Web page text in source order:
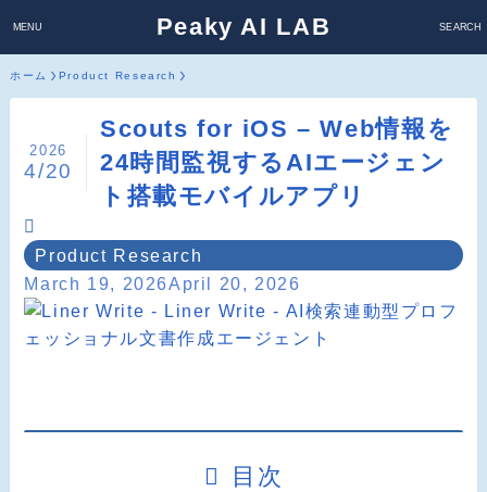
Peaky AI LAB SEARCH
MENU
ホーム Product Research
Scouts for iOS – Web情報を
24時間監視するAIエージェン
ト搭載モバイルアプリ
2026
4/20
Product Research
March 19, 2026April 20, 2026
目次